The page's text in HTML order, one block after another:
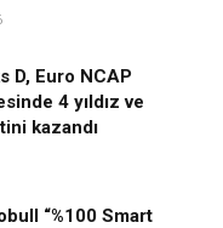
D, Euro NCAP
4 yıldız ve
kazandı
“%100 Smart